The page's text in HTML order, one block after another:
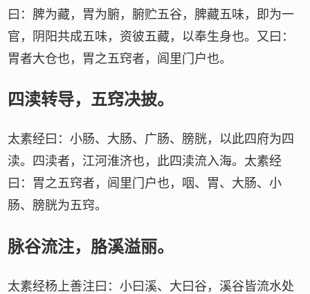
曰：脾为藏，胃为腑，腑贮五谷，脾藏五味，即为一
官，阴阳共成五味，资彼五藏，以奉生身也。又曰：
胃者大仓也，胃之五窍者，闾里门户也。
四渎转导，五窍决披。
太素经曰：小肠、大肠、广肠、膀胱，以此四府为四
渎。四渎者，江河淮济也，此四渎流入海。太素经
曰：胃之五窍者，闾里门户也，咽、胃、大肠、小
肠、膀胱为五窍。
脉谷流注，胳溪溢丽。
太素经杨上善注曰：小曰溪、大曰谷，溪谷皆流水处